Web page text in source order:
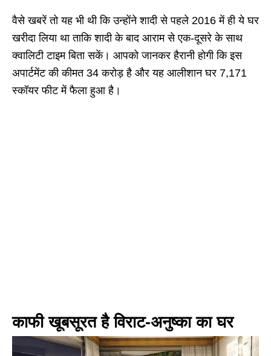
वैसे खबरें तो यह भी थी कि उन्होंने शादी से पहले 2016 में ही ये घर
खरीदा लिया था ताकि शादी के बाद आराम से एक-दूसरे के साथ
क्वालिटी टाइम बिता सकें। आपको जानकर हैरानी होगी कि इस
अपार्टमेंट की कीमत 34 करोड़ है और यह आलीशान घर 7,171
स्कॉयर फीट में फैला हुआ है।
काफी खूबसूरत है विराट-अनुष्का का घर